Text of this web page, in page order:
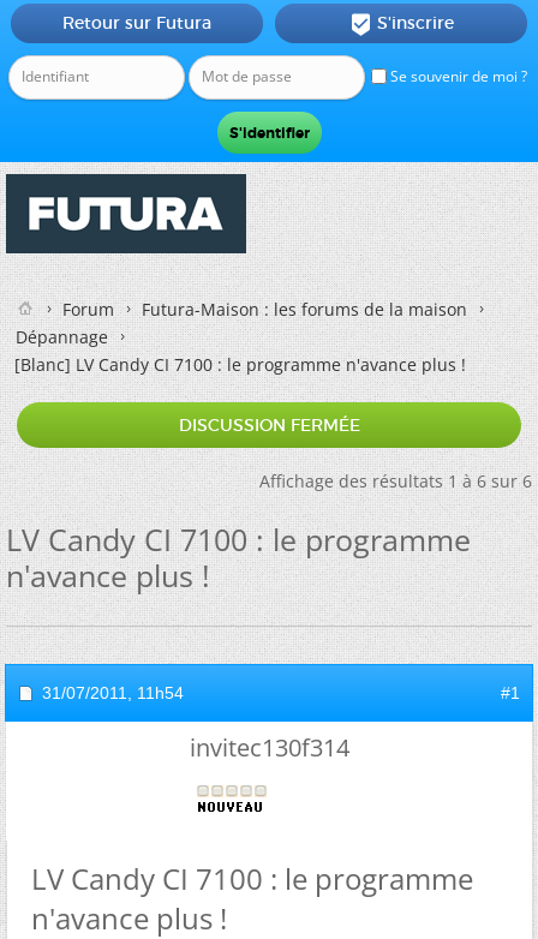
Se souvenir de moi ?
Retour sur Futura  S'inscrire
Forum
Futura-Maison : les forums de la maison
Dépannage
[Blanc]LV Candy CI 7100 : le programme n'avance plus !
DISCUSSION FERMÉE
Affichage des résultats 1 à 6 sur 6
LV Candy CI 7100 : le programme
n'avance plus !
31/07/2011, 11h54 #1
invitec130f314
LV Candy CI 7100 : le programme
n'avance plus !